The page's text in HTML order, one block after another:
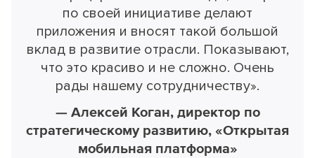
по своей инициативе делают
приложения и вносят такой большой
вклад в развитие отрасли. Показывают,
что это красиво и не сложно. Очень
рады нашему сотрудничеству».
— Алексей Коган, директор по
стратегическому развитию, «Открытая
мобильная платформа»